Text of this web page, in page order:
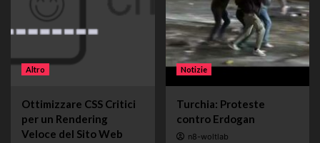
Altro
Ottimizzare CSS Critici
per un Rendering
Veloce del Sito Web
Notizie
Turchia: Proteste
contro Erdogan
n8-woltlab